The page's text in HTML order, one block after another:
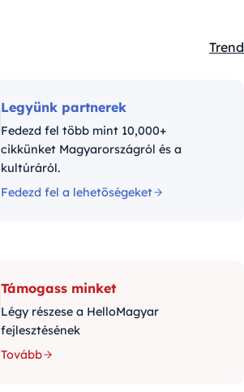
Trend
Legyünk partnerek
Fedezd fel több mint 10,000+
cikkünket Magyarországról és a
kultúráról.
Fedezd fel a lehetőségeket
Támogass minket
Légy részese a HelloMagyar
fejlesztésének
Tovább